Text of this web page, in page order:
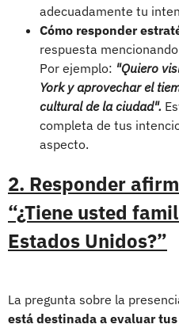
adecuadamente tu
Cómo responder
respuesta
Por ejemplo: "Quiero
York y aprovechar el
cultural de la ciudad".
completa de tus
aspecto.
2. Responder
“¿Tiene usted
Estados Unidos?”
La pregunta sobre la
está destinada a evaluar